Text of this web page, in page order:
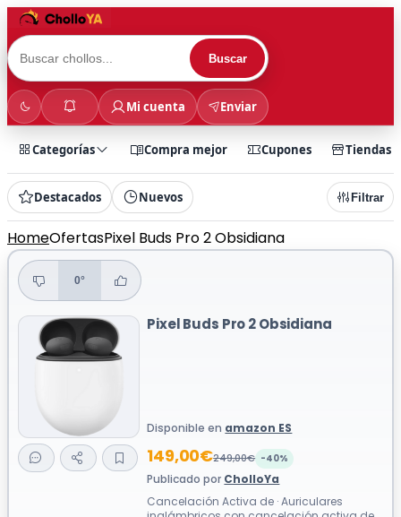
Buscar
Mi cuenta Enviar
Categorías Compra mejor Cupones Tiendas
Destacados Nuevos Filtrar
HomeOfertasPixel Buds Pro 2 Obsidiana
0°
Pixel Buds Pro 2 Obsidiana
Disponible en amazon ES
149,00€249,00€ -40%
Publicado por CholloYa
Cancelación Activa de · Auriculares